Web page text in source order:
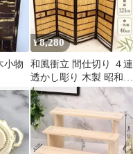
小物
¥8,280
和風衝立 間仕切り ４連
透かし彫り 木製 昭和レ
トロ 121cm 2